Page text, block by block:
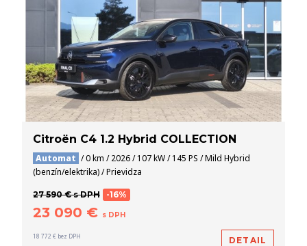
Citroën C4 1.2 Hybrid COLLECTION
Automat / 0 km / 2026 / 107 kW / 145 PS / Mild Hybrid
(benzín/elektrika) / Prievidza
27 590 € s DPH -16%
23 090 € s DPH
18 772 € bez DPH DETAIL